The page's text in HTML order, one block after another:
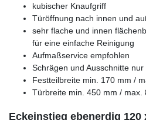
kubischer Knaufgriff
Türöffnung nach innen und
sehr flache und innen
für eine einfache Reinigung
Aufmaßservice empfohlen
Schrägen und Ausschnitte
Festteilbreite min. 170 mm /
Türbreite min. 450 mm / max.
Eckeinstieg ebenerdig 120